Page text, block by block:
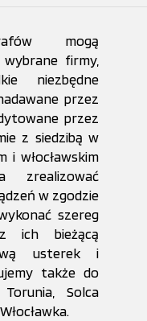
mogą
wybrane firmy,
niezbędne
przez
przez
z siedzibą w
i włocławskim
zrealizować
w zgodzie
szereg
ich bieżącą
usterek i
także do
Solca